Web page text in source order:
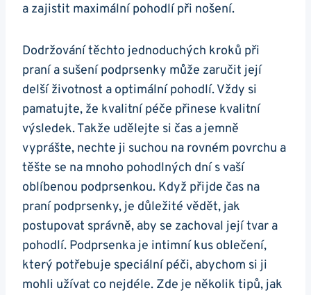
a zajistit maximální pohodlí při nošení.
Dodržování těchto jednoduchých kroků při
praní a sušení podprsenky může zaručit její
delší životnost a optimální pohodlí. Vždy si
pamatujte, že kvalitní péče přinese kvalitní
výsledek. Takže udělejte si čas a jemně
vyprášte, nechte ji suchou na rovném povrchu a
těšte se na mnoho pohodlných dní s vaší
oblíbenou podprsenkou. Když přijde čas na
praní podprsenky, je důležité vědět, jak
postupovat správně, aby se zachoval její tvar a
pohodlí. Podprsenka je intimní kus oblečení,
který potřebuje speciální péči, abychom si ji
mohli užívat co nejdéle. Zde je několik tipů, jak